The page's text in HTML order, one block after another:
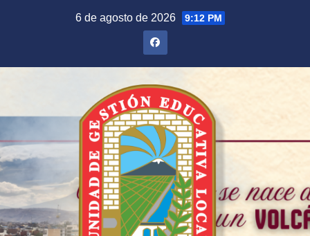
6 de agosto de 2026 9:12 PM